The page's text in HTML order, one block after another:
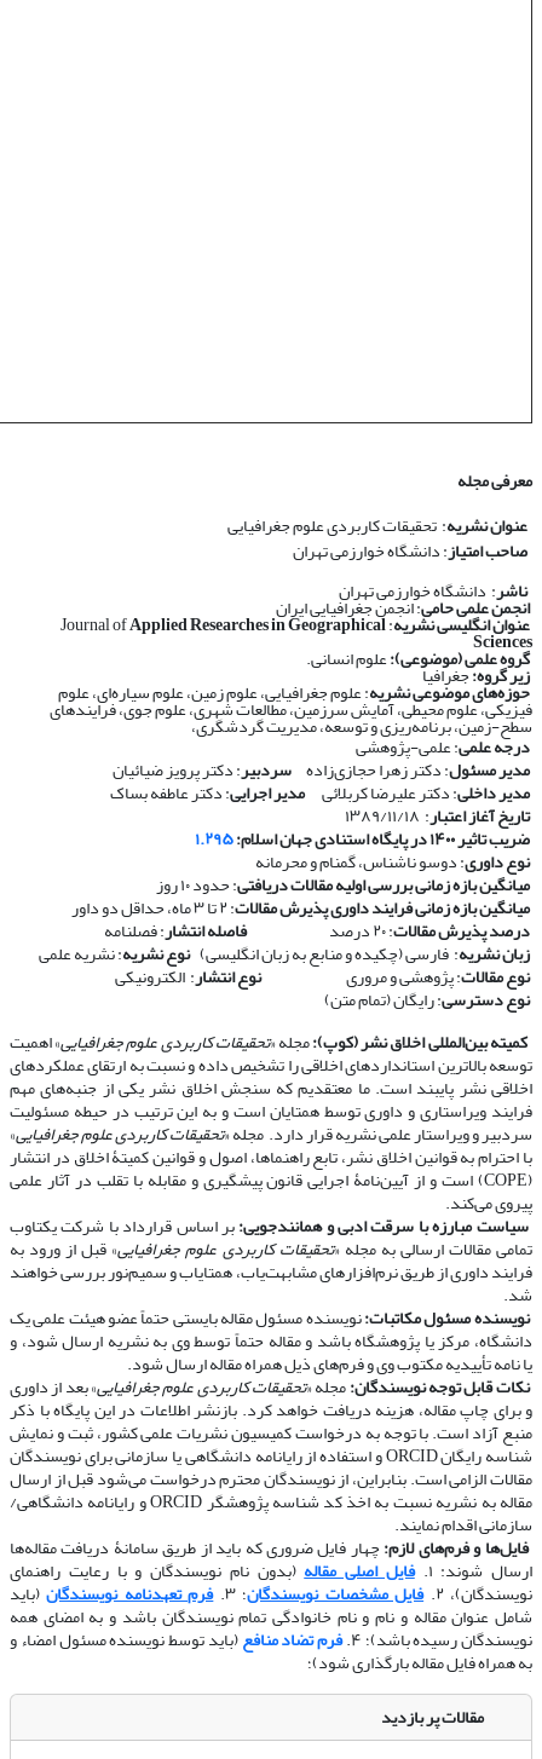
معرفی مجله
عنوان نشریه: تحقیقات کاربردی علوم جغرافیایی
صاحب امتیاز: دانشگاه خوارزمی تهران
ناشر: دانشگاه خوارزمی تهران
انجمن علمی حامی: انجمن جغرافیایی ایران
عنوان انگلیسی نشریه: Journal of
Applied Researches in Geographical
Sciences
گروه علمی (موضوعی):علوم انسانی.
زیر گروه:جغرافیا
حوزه‌های موضوعی نشریه: علوم جغرافیایی، علوم زمین، علوم سیاره‌ای، علوم
فیزیکی، علوم محیطی، آمایش سرزمین، مطالعات شهری، علوم جوی، فرایندهای
سطح-زمین، برنامه‌ریزی و توسعه، مدیریت گردشگری،
درجه علمی: علمی-پژوهشی
مدیر مسئول: دکتر زهرا حجازی‌زاده سردبیر: دکتر پرویز ضیائیان
مدیر داخلی: دکتر علیرضا کربلائی مدیر اجرایی: دکتر عاطفه بساک
تاریخ آغاز اعتبار: ۱۳۸۹/۱۱/۱۸
ضریب تاثیر ۱۴۰۰ در پایگاه استنادی جهان اسلام: ۱.۲۹۵
نوع داوری: دوسو ناشناس، گمنام و محرمانه
​​​​​​​میانگین بازه زمانی بررسی اولیه مقالات دریافتی: حدود ۱۰ روز
​​​​​​​میانگین بازه زمانی فرایند داوری پذیرش مقالات: ۲ تا ۳ ماه، حداقل دو داور
درصد پذیرش مقالات: ۲۰ درصد ​​​​​​​فاصله انتشار: فصلنامه
زبان نشریه: فارسی (چکیده و منابع به زبان انگلیسی) ​​​​​​​نوع نشریه: نشریه علمی
​​​​​​​نوع مقالات: پژوهشی و مروری ​​​​​​​نوع انتشار: الکترونیکی
​​​​​​​نوع دسترسی: رایگان (تمام متن)
​​​​​​​کمیته بین‌المللی اخلاق نشر (کوپ):مجله «تحقیقات کاربردی علوم جغرافیایی» اهمیت
توسعه بالاترین استانداردهای اخلاقی را تشخیص داده و نسبت به ارتقای عملکردهای
اخلاقی نشر پایبند است. ما معتقدیم که سنجش اخلاق نشر یکی از جنبه‌های مهم
فرایند ویراستاری و داوری توسط همتایان است و به این ترتیب در حیطه مسئولیت
سردبیر و ویراستار علمی نشریه قرار دارد. مجله «تحقیقات کاربردی علوم جغرافیایی»
با احترام به قوانین اخلاق نشر، تابع راهنماها، اصول و قوانین کمیتۀ اخلاق در انتشار
(COPE) است و از آیین‌نامۀ اجرایی قانون پیشگیری و مقابله با تقلب در آثار علمی
پیروی می‌کند.
​​​​​​​سیاست مبارزه با سرقت ادبی و همانندجویی:بر اساس قرارداد با شرکت یکتاوب
تمامی مقالات ارسالی به مجله «تحقیقات کاربردی علوم جغرافیایی» قبل از ورود به
فرایند داوری از طریق نرم‌افزارهای مشابهت‌یاب، همتایاب و سمیم‌نور بررسی خواهند
شد.
​​​​​​​نویسنده مسئول مکاتبات:نویسنده مسئول مقاله بایستی حتماً عضو هیئت علمی یک
دانشگاه، مرکز یا پژوهشگاه باشد و مقاله حتماً توسط وی به نشریه ارسال شود، و
یا نامه تأییدیه مکتوب وی و فرم‌های ذیل همراه مقاله ارسال شود.
​​​​​​​نکات قابل توجه نویسندگان:مجله «تحقیقات کاربردی علوم جغرافیایی» بعد از داوری
و برای چاپ مقاله، هزینه دریافت خواهد کرد. بازنشر اطلاعات در این پایگاه با ذکر
منبع آزاد است. با توجه به درخواست کمیسیون نشریات علمی کشور، ثبت و نمایش
شناسه رایگان ORCID و استفاده از رایانامه دانشگاهی یا سازمانی برای نویسندگان
مقالات الزامی است. بنابراین، از نویسندگان محترم درخواست می‌شود قبل از ارسال
مقاله به نشریه نسبت به اخذ کد شناسه پژوهشگر ORCID و رایانامه دانشگاهی/
سازمانی اقدام نمایند.
​​​​​​​فایل‌ها و فرم‌های لازم:چهار فایل ضروری که باید از طریق سامانۀ دریافت مقاله‌ها
ارسال شوند: ۱. فایل اصلی مقاله(بدون نام نویسندگان و با رعایت راهنمای
نویسندگان)، ۲. فایل مشخصات نویسندگان؛ ۳. فرم تعهدنامه نویسندگان(باید
شامل عنوان مقاله و نام و نام خانوادگی تمام نویسندگان باشد و به امضای همه
نویسندگان رسیده باشد)؛ ۴. فرم تضاد منافع(باید توسط نویسنده مسئول امضاء و
به همراه فایل مقاله بارگذاری شود)؛
مقالات پر بازدید